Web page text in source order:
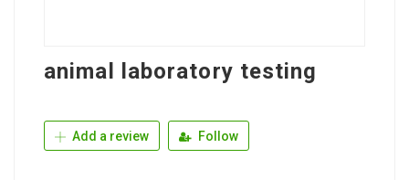
animal laboratory testing
Add a review Follow